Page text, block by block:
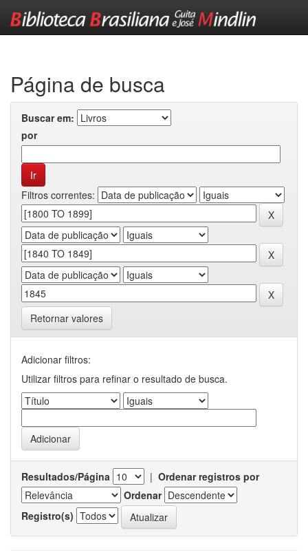
Página de busca
Buscar em:
por
Filtros correntes:
Retornar valores
Adicionar filtros:
Utilizar filtros para refinar o resultado de busca.
Resultados/Página | Ordenar registros por
Ordenar
Registro(s)